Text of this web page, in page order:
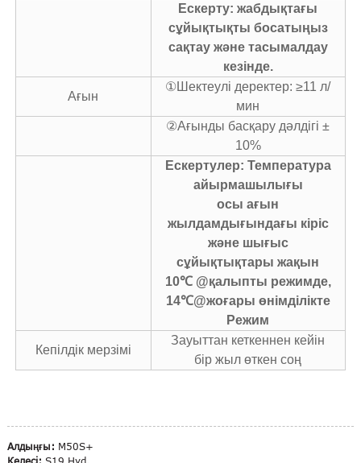
Ескерту: жабдықтағы
сұйықтықты босатыңыз
сақтау және тасымалдау
кезінде.
Ағын
①Шектеулі деректер: ≥11 л/
мин
②Ағынды басқару дәлдігі ±
10%
Ескертулер: Температура
айырмашылығы
осы ағын
жылдамдығындағы кіріс
және шығыс
сұйықтықтары жақын
10℃ @қалыпты режимде,
14℃@жоғары өнімділікте
Режим
Кепілдік мерзімі
Зауыттан кеткеннен кейін
бір жыл өткен соң
Алдыңғы: M50S+
Келесі: S19 Hyd.